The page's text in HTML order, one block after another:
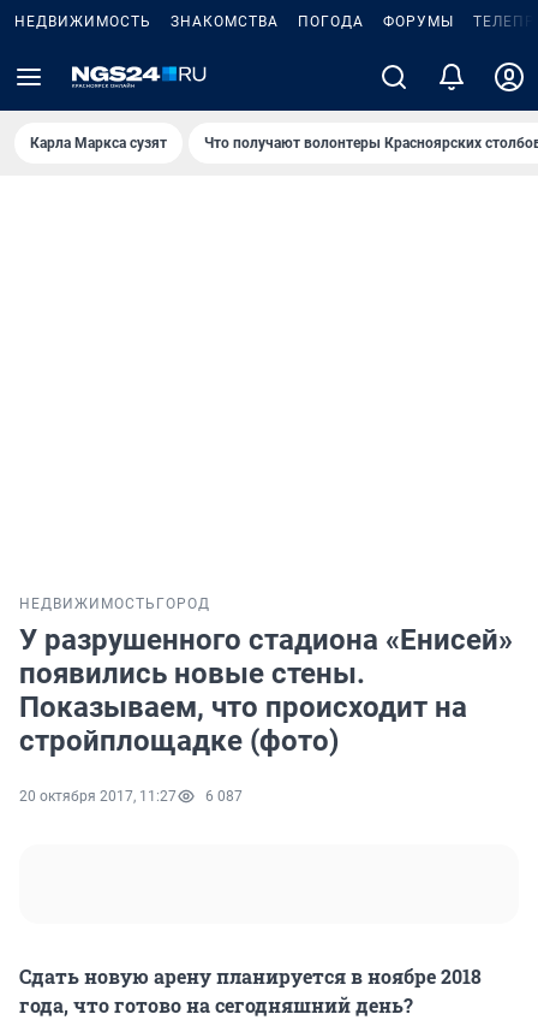
НЕДВИЖИМОСТЬ ЗНАКОМСТВА ПОГОДА ФОРУМЫ
Карла Маркса сузят Что получают волонтеры Красноярских
НЕДВИЖИМОСТЬ ГОРОД
У разрушенного стадиона «Енисей»
появились новые стены.
Показываем, что происходит на
стройплощадке (фото)
20 октября 2017, 11:27 6 087
Сдать новую арену планируется в ноябре 2018
года, что готово на сегодняшний день?